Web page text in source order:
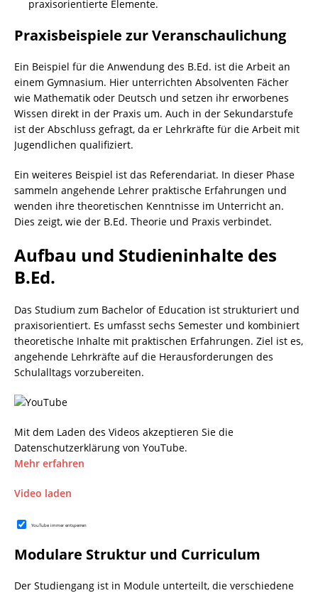
praxisorientierte Elemente.
Praxisbeispiele zur Veranschaulichung
Ein Beispiel für die Anwendung des B.Ed. ist die Arbeit an
einem Gymnasium. Hier unterrichten Absolventen Fächer
wie Mathematik oder Deutsch und setzen ihr erworbenes
Wissen direkt in der Praxis um. Auch in der Sekundarstufe
ist der Abschluss gefragt, da er Lehrkräfte für die Arbeit mit
Jugendlichen qualifiziert.
Ein weiteres Beispiel ist das Referendariat. In dieser Phase
sammeln angehende Lehrer praktische Erfahrungen und
wenden ihre theoretischen Kenntnisse im Unterricht an.
Dies zeigt, wie der B.Ed. Theorie und Praxis verbindet.
Aufbau und Studieninhalte des
B.Ed.
Das Studium zum Bachelor of Education ist strukturiert und
praxisorientiert. Es umfasst sechs Semester und kombiniert
theoretische Inhalte mit praktischen Erfahrungen. Ziel ist es,
angehende Lehrkräfte auf die Herausforderungen des
Schulalltags vorzubereiten.
Mit dem Laden des Videos akzeptieren Sie die
Datenschutzerklärung von YouTube.
Mehr erfahren
Video laden
YouTube immer entsperren
Modulare Struktur und Curriculum
Der Studiengang ist in Module unterteilt, die verschiedene